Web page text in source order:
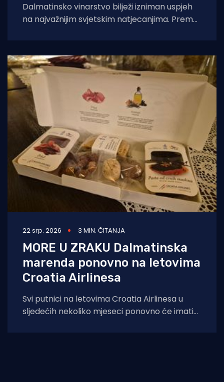
Dalmatinsko vinarstvo bilježi izniman uspjeh
na najvažnijim svjetskim natjecanjima. Prema
22 srp. 2026 3 MIN. ČITANJA
MORE U ZRAKU Dalmatinska
marenda ponovno na letovima
Croatia Airlinesa
Svi putnici na letovima Croatia Airlinesa u
sljedećih nekoliko mjeseci ponovno će imati